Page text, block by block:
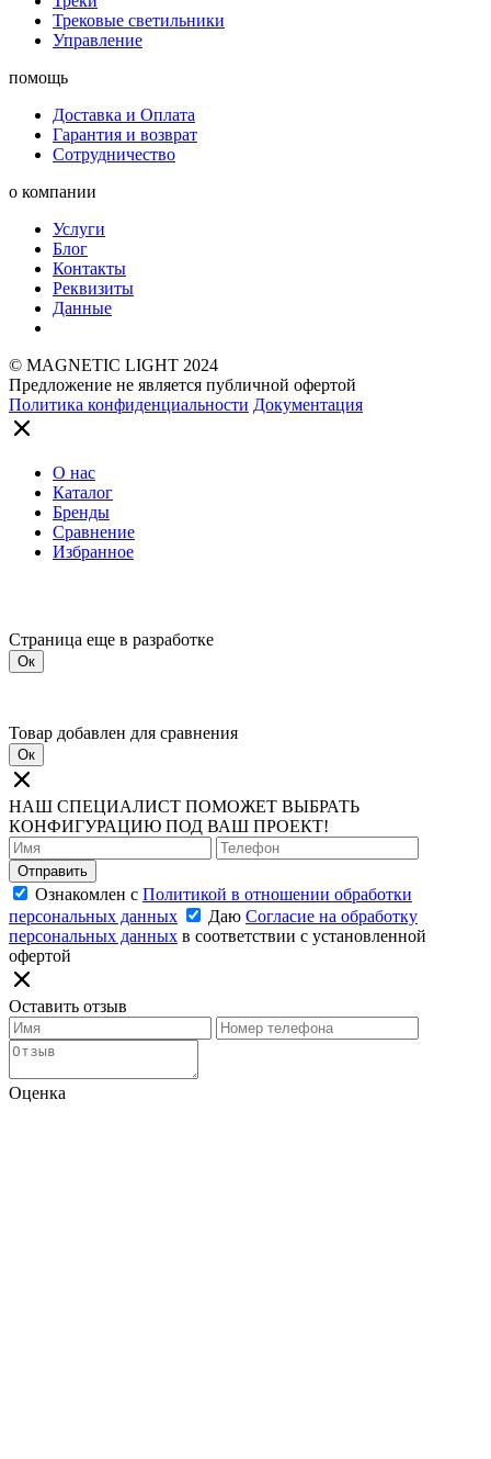
Трековые светильники
Управление
помощь
Доставка и Оплата
Гарантия и возврат
Сотрудничество
о компании
Услуги
Блог
Контакты
Реквизиты
Данные
© MAGNETIC LIGHT 2024
Предложение не является публичной офертой
Политика конфиденциальности Документация
О нас
Каталог
Бренды
Сравнение
Избранное
Страница еще в разработке
Ок
Товар добавлен для сравнения
Ок
НАШ СПЕЦИАЛИСТ ПОМОЖЕТ ВЫБРАТЬ
КОНФИГУРАЦИЮ ПОД ВАШ ПРОЕКТ!
Отправить
Ознакомлен с Политикой в отношении обработки
персональных данных
Даю Согласие на обработку
персональных данных в соответствии с установленной
офертой
Оставить отзыв
Оценка